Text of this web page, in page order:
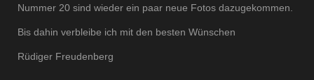
Nummer 20 sind wieder ein paar neue Fotos dazugekommen.
Bis dahin verbleibe ich mit den besten Wünschen
Rüdiger Freudenberg